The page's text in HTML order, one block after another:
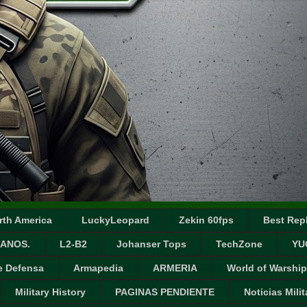
America LuckyLeopard Zekin 60fps Best
L2-B2 Johanser Tops TechZone
Defensa Armapedia ARMERIA World of
Military History PAGINAS PENDIENTE Noticias